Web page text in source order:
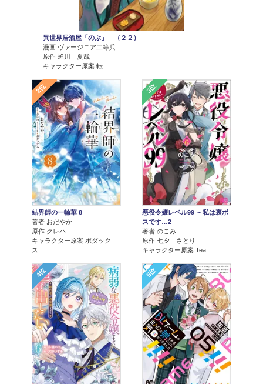
異世界居酒屋「のぶ」 （２２）
漫画 ヴァージニア二等兵
原作 蝉川 夏哉
キャラクター原案 転
2位
結界師の一輪華 8
著者 おだやか
原作 クレハ
キャラクター原案 ボダック
ス
3位
悪役令嬢レベル99 ～私は裏ボ
スです…2
著者 のこみ
原作 七夕 さとり
キャラクター原案 Tea
4位 5位